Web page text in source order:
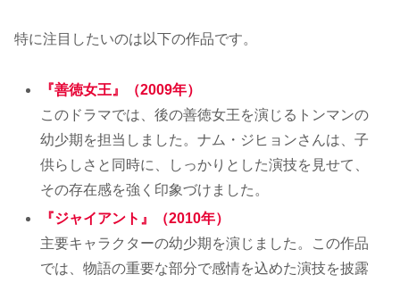
特に注目したいのは以下の作品です。
『善徳女王』（2009年）
このドラマでは、後の善徳女王を演じるトンマンの
幼少期を担当しました。ナム・ジヒョンさんは、子
供らしさと同時に、しっかりとした演技を見せて、
その存在感を強く印象づけました。
『ジャイアント』（2010年）
主要キャラクターの幼少期を演じました。この作品
では、物語の重要な部分で感情を込めた演技を披露